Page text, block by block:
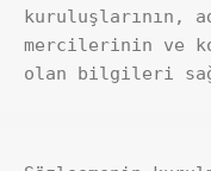
kuruluşlarının,
mercilerinin ve
olan bilgileri